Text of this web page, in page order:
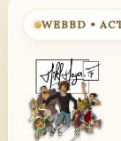
WEBBD •